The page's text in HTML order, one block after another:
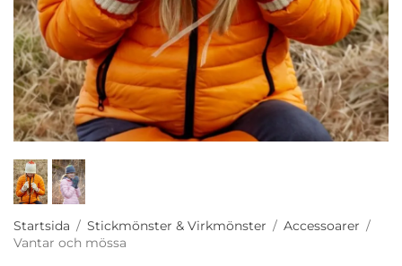
Startsida / Stickmönster & Virkmönster / Accessoarer /
Vantar och mössa